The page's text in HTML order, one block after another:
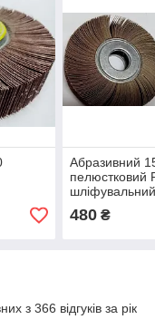
Абразивний
пелюстковий
шліфувальний
480₴
з 366 відгуків за рік